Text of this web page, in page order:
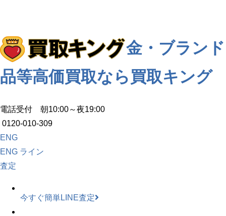
金・ブランド
品等高価買取なら買取キング
電話受付 朝10:00～夜19:00
0120-010-309
ENG
ENG ライン
査定
今すぐ簡単LINE査定